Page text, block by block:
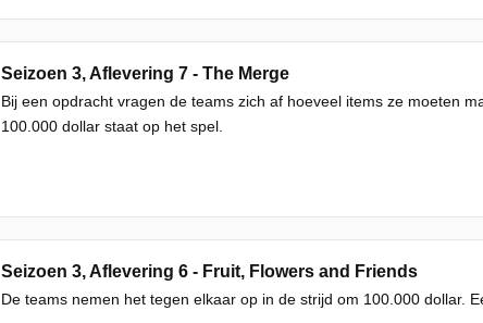
Seizoen 3, Aflevering 7 - The Merge
Bij een opdracht vragen de teams zich af hoeveel items ze moeten
100.000 dollar staat op het spel.
Seizoen 3, Aflevering 6 - Fruit, Flowers and Friends
De teams nemen het tegen elkaar op in de strijd om 100.000 dollar.